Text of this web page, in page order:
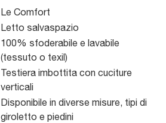
Le Comfort
Letto salvaspazio
100% sfoderabile e lavabile
(tessuto o texil)
Testiera imbottita con cuciture
verticali
Disponibile in diverse misure, tipi di
giroletto e piedini